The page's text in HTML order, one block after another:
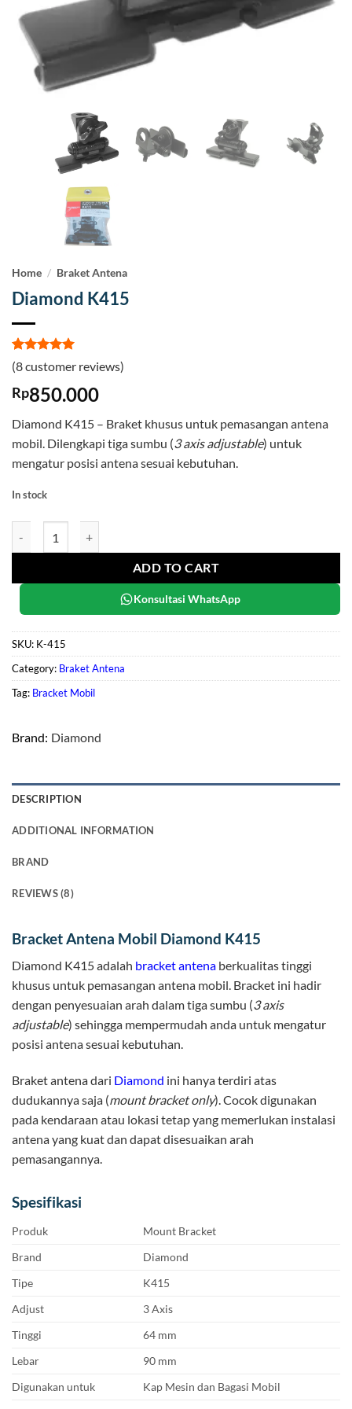
Home / Braket Antena
Diamond K415
Rated5
out of 5
based on
8
customer
(8customer reviews)
Rp850.000
Diamond K415 – Braket khusus untuk pemasangan antena
mobil. Dilengkapi tiga sumbu (3 axis adjustable) untuk
mengatur posisi antena sesuai kebutuhan.
In stock
ADD TO CART
Konsultasi WhatsApp
SKU: K-415
Category: Braket Antena
Tag: Bracket Mobil
Brand: Diamond
DESCRIPTION
ADDITIONAL INFORMATION
BRAND
REVIEWS (8)
Bracket Antena Mobil Diamond K415
Diamond K415 adalah bracket antena berkualitas tinggi
khusus untuk pemasangan antena mobil. Bracket ini hadir
dengan penyesuaian arah dalam tiga sumbu (3 axis
adjustable) sehingga mempermudah anda untuk mengatur
posisi antena sesuai kebutuhan.
Braket antena dari Diamond ini hanya terdiri atas
dudukannya saja (mount bracket only). Cocok digunakan
pada kendaraan atau lokasi tetap yang memerlukan instalasi
antena yang kuat dan dapat disesuaikan arah
pemasangannya.
Spesifikasi
Produk
Mount Bracket
Brand
Diamond
Tipe
K415
Adjust
3 Axis
Tinggi
64 mm
Lebar
90 mm
Digunakan untuk
Kap Mesin dan Bagasi Mobil